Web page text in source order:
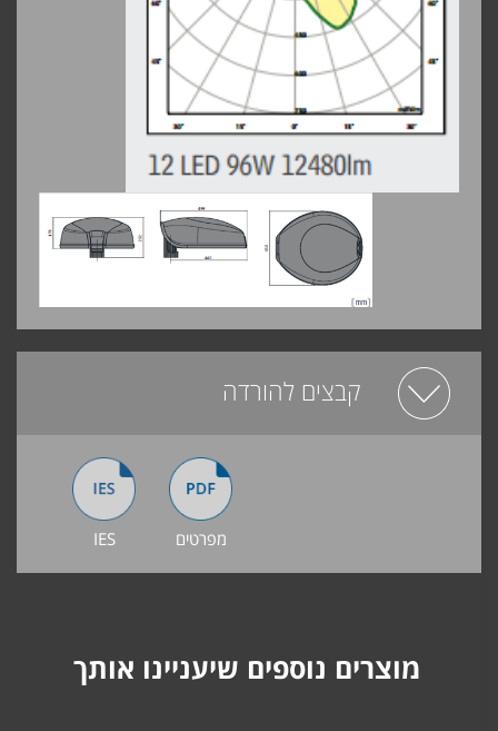
קבצים להורדה
IES מפרטים
מוצרים נוספים שיעניינו אותך